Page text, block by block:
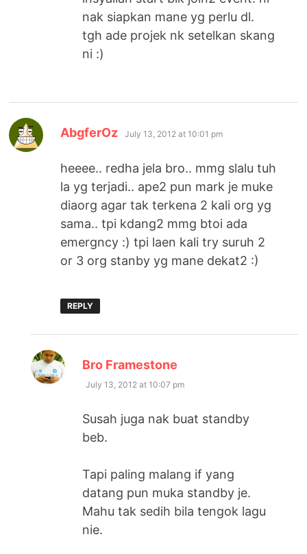
nak siapkan mane yg perlu dl.
tgh ade projek nk setelkan skang
ni :)
AbgferOz says:
July 13, 2012 at 10:01 pm
heeee.. redha jela bro.. mmg slalu tuh
la yg terjadi.. ape2 pun mark je muke
diaorg agar tak terkena 2 kali org yg
sama.. tpi kdang2 mmg btoi ada
emergncy :) tpi laen kali try suruh 2
or 3 org stanby yg mane dekat2 :)
REPLY
Bro Framestone
July 13, 2012 at 10:07 pm
Susah juga nak buat standby
beb.
Tapi paling malang if yang
datang pun muka standby je.
Mahu tak sedih bila tengok lagu
nie.